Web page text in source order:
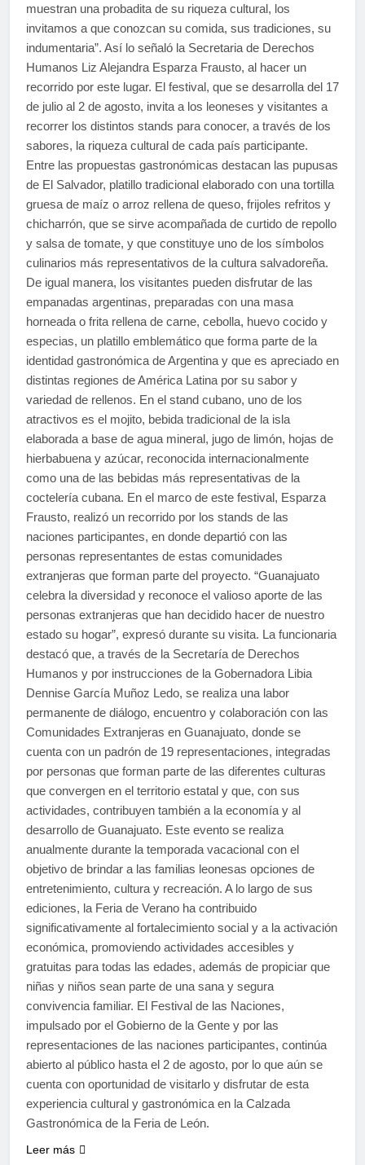
muestran una probadita de su riqueza cultural, los
invitamos a que conozcan su comida, sus tradiciones, su
indumentaria”. Así lo señaló la Secretaria de Derechos
Humanos Liz Alejandra Esparza Frausto, al hacer un
recorrido por este lugar. El festival, que se desarrolla del 17
de julio al 2 de agosto, invita a los leoneses y visitantes a
recorrer los distintos stands para conocer, a través de los
sabores, la riqueza cultural de cada país participante.
Entre las propuestas gastronómicas destacan las pupusas
de El Salvador, platillo tradicional elaborado con una tortilla
gruesa de maíz o arroz rellena de queso, frijoles refritos y
chicharrón, que se sirve acompañada de curtido de repollo
y salsa de tomate, y que constituye uno de los símbolos
culinarios más representativos de la cultura salvadoreña.
De igual manera, los visitantes pueden disfrutar de las
empanadas argentinas, preparadas con una masa
horneada o frita rellena de carne, cebolla, huevo cocido y
especias, un platillo emblemático que forma parte de la
identidad gastronómica de Argentina y que es apreciado en
distintas regiones de América Latina por su sabor y
variedad de rellenos. En el stand cubano, uno de los
atractivos es el mojito, bebida tradicional de la isla
elaborada a base de agua mineral, jugo de limón, hojas de
hierbabuena y azúcar, reconocida internacionalmente
como una de las bebidas más representativas de la
coctelería cubana. En el marco de este festival, Esparza
Frausto, realizó un recorrido por los stands de las
naciones participantes, en donde departió con las
personas representantes de estas comunidades
extranjeras que forman parte del proyecto. “Guanajuato
celebra la diversidad y reconoce el valioso aporte de las
personas extranjeras que han decidido hacer de nuestro
estado su hogar”, expresó durante su visita. La funcionaria
destacó que, a través de la Secretaría de Derechos
Humanos y por instrucciones de la Gobernadora Libia
Dennise García Muñoz Ledo, se realiza una labor
permanente de diálogo, encuentro y colaboración con las
Comunidades Extranjeras en Guanajuato, donde se
cuenta con un padrón de 19 representaciones, integradas
por personas que forman parte de las diferentes culturas
que convergen en el territorio estatal y que, con sus
actividades, contribuyen también a la economía y al
desarrollo de Guanajuato. Este evento se realiza
anualmente durante la temporada vacacional con el
objetivo de brindar a las familias leonesas opciones de
entretenimiento, cultura y recreación. A lo largo de sus
ediciones, la Feria de Verano ha contribuido
significativamente al fortalecimiento social y a la activación
económica, promoviendo actividades accesibles y
gratuitas para todas las edades, además de propiciar que
niñas y niños sean parte de una sana y segura
convivencia familiar. El Festival de las Naciones,
impulsado por el Gobierno de la Gente y por las
representaciones de las naciones participantes, continúa
abierto al público hasta el 2 de agosto, por lo que aún se
cuenta con oportunidad de visitarlo y disfrutar de esta
experiencia cultural y gastronómica en la Calzada
Gastronómica de la Feria de León.
Leer más